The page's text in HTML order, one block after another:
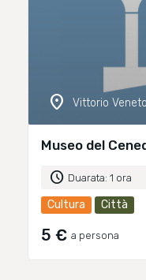
location_on Vittorio Veneto
Museo del
schedule Duarata: 1 ora
Cultura Città
5 € a persona